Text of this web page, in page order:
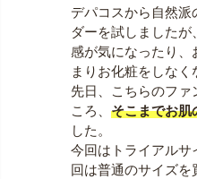
デパコスから自然派
ダーを試しましたが
感が気になったり、
まりお化粧をしなく
先日、こちらのファ
ころ、 そこまでお肌
した。
今回はトライアルサ
回は普通のサイズを